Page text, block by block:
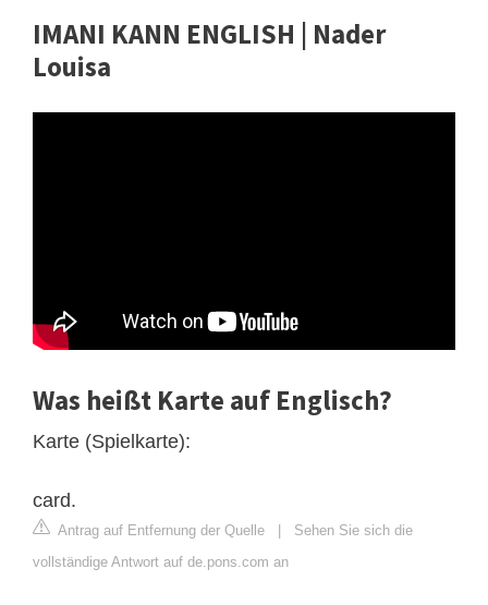
IMANI KANN ENGLISH | Nader
Louisa
Was heißt Karte auf Englisch?
Karte (Spielkarte):
card.
Antrag auf Entfernung der Quelle | Sehen Sie sich die
vollständige Antwort auf de.pons.com an